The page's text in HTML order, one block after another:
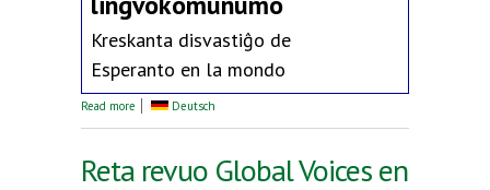
Kreskanta disvastiĝo de
Esperanto en la mondo
Read more about Deklaro de Germana Esperanto-Asocio
Deutsch
Reta revuo Global Voices en